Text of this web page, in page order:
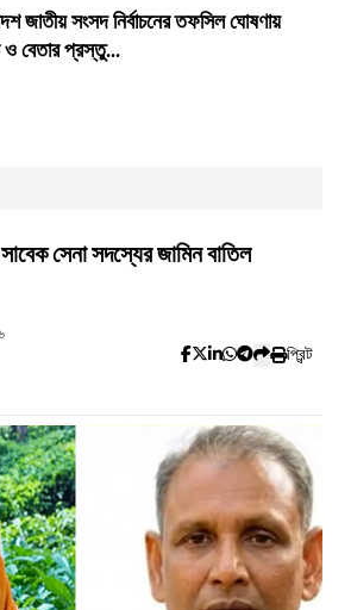
জাতীয় সংসদ নির্বাচনের তফসিল ঘোষণায়
ও বেতার প্রস্তু...
সেনা সদস্যের জামিন বাতিল
প্রিন্ট